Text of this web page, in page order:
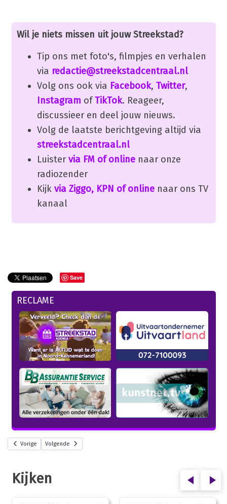
Wil je niets missen uit jouw Streekstad?
Tip ons met foto's, filmpjes en verhalen
via redactie@streekstadcentraal.nl
Volg ons ook via Facebook, Twitter,
Instagram ofTikTok. Reageer,
discussieer en deel jouw nieuws.
Volg de laatste berichtgeving altijd via
streekstadcentraal.nl
Luister via FM of onlinenaar onze
radiozender
Kijk via Ziggo, KPN of onlinenaar ons TV
kanaal
Save
RECLAME
Vorige Volgende
Kijken